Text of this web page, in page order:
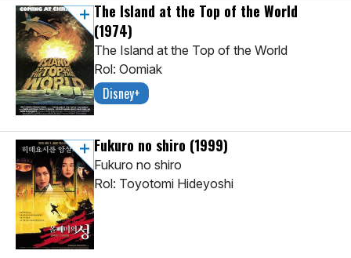
The Island at the Top of the World
(1974)
The Island at the Top of the World
Rol: Oomiak
Disney+
Fukuro no shiro (1999)
Fukuro no shiro
Rol: Toyotomi Hideyoshi